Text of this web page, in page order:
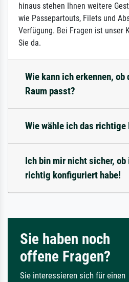
hinaus stehen Ihnen weitere
wie Passepartouts, Filets und
Verfügung. Bei Fragen ist unser
Sie da.
Wie kann ich erkennen,
Raum passt?
Wie wähle ich das richtige
Ich bin mir nicht sicher,
richtig konfiguriert habe!
Sie haben noch
offene Fragen?
Sie interessieren sich für einen